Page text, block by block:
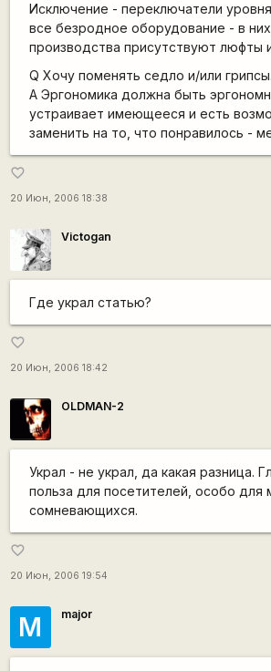
Исключение - переключатели
все безродное оборудование - в
производства присутствуют люфты
Q Хочу поменять седло и/или
A Эргономика должна быть
устраивает имеющееся и есть
заменить на то, что понравилось -
favorite_border
20 Июн, 2006 18:38
Victogan
Где украл статью?
favorite_border
20 Июн, 2006 18:42
OLDMAN-2
Украл - не украл, да какая разница.
польза для посетителей, особо для
сомневающихся.
favorite_border
20 Июн, 2006 19:54
M major